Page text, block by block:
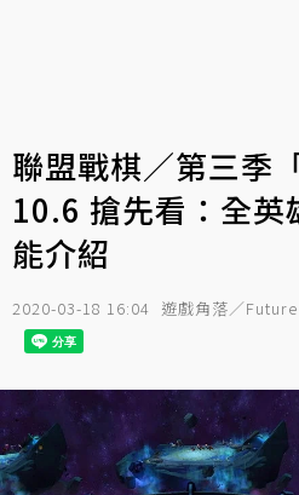
聯盟戰棋／第三季
10.6 搶先看：全英
能介紹
2020-03-18 16:04 遊戲角落／